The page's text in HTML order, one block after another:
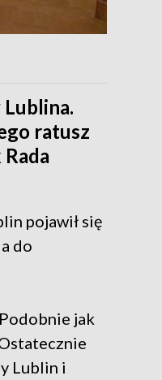
ratusz
pojawił się
do
jak
Lublin i